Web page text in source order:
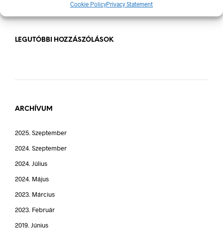
Cookie PolicyPrivacy Statement
LEGUTÓBBI HOZZÁSZÓLÁSOK
ARCHÍVUM
2025. Szeptember
2024. Szeptember
2024. Július
2024. Május
2023. Március
2023. Február
2019. Június